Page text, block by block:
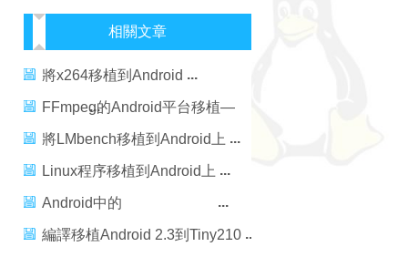
相關文章
將x264移植到Android
FFmpeg的Android平台移植—
編譯篇
將LMbench移植到Android上
Linux程序移植到Android上
Android中的
android:layout_weight講解
編譯移植Android 2.3到Tiny210